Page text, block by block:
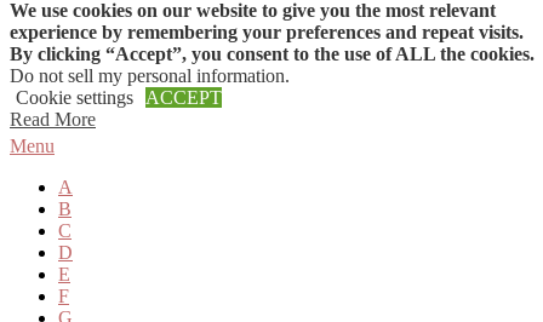
Skip to content
Menu
A
B
C
D
E
F
G
We use cookies on our website to give you the most relevant
experience by remembering your preferences and repeat visits.
By clicking “Accept”, you consent to the use of ALL the cookies.
Do not sell my personal information.
Cookie settings
ACCEPT
Read More